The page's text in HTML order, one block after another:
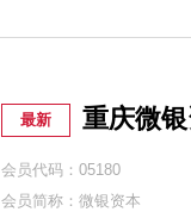
最新 重庆微
会员代码：05180
会员简称：微银资本